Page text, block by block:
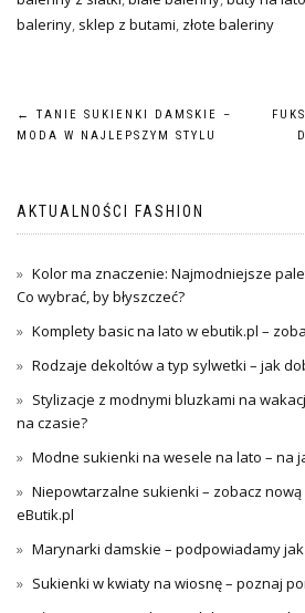
baleriny, sklep z butami, złote baleriny
Nawigacja
←
TANIE SUKIENKI DAMSKIE –
MODA W NAJLEPSZYM STYLU
AKTUALNOŚCI FASHION
Kolor ma znaczenie: Najmodniejsze
Co wybrać, by błyszczeć?
Komplety basic na lato w ebutik.pl –
Rodzaje dekoltów a typ sylwetki – jak
Stylizacje z modnymi bluzkami na
na czasie?
Modne sukienki na wesele na lato – na
Niepowtarzalne sukienki – zobacz
eButik.pl
Marynarki damskie – podpowiadamy
Sukienki w kwiaty na wiosnę – poznaj